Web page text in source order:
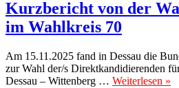
Kurzbericht von der
im Wahlkreis 70
Am 15.11.2025 fand in Dessau die
zur Wahl der/s Direktkandidierenden
Dessau – Wittenberg … Weiterlesen »